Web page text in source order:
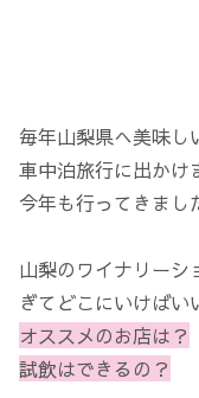
毎年山梨県へ美味し
車中泊旅行に出かけ
今年も行ってきまし
山梨のワイナリーシ
ぎてどこにいけばい
オススメのお店は？
試飲はできるの？